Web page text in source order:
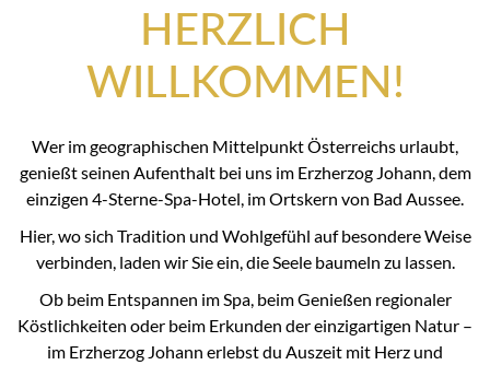
HERZLICH
WILLKOMMEN!
Wer im geographischen Mittelpunkt Österreichs urlaubt,
genießt seinen Aufenthalt bei uns im Erzherzog Johann, dem
einzigen 4-Sterne-Spa-Hotel, im Ortskern von Bad Aussee.
Hier, wo sich Tradition und Wohlgefühl auf besondere Weise
verbinden, laden wir Sie ein, die Seele baumeln zu lassen.
Ob beim Entspannen im Spa, beim Genießen regionaler
Köstlichkeiten oder beim Erkunden der einzigartigen Natur –
im Erzherzog Johann erlebst du Auszeit mit Herz und